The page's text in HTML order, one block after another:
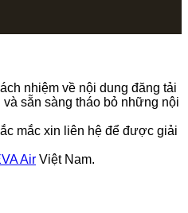
nhiệm về nội dung đăng tải
sẵn sàng tháo bỏ những nội
mắc xin liên hệ để được giải
Air Việt Nam.